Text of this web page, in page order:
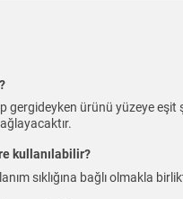
ürünü yüzeye eşit
kullanılabilir?
sıklığına bağlı olmakla